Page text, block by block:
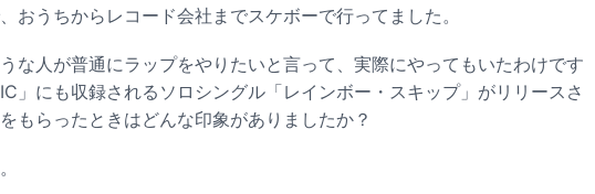
おうちからレコード会社までスケボーで行ってました。
な人が普通にラップをやりたいと言って、実際にやってもいたわけです
」にも収録されるソロシングル「レインボー・スキップ」がリリースさ
もらったときはどんな印象がありましたか？